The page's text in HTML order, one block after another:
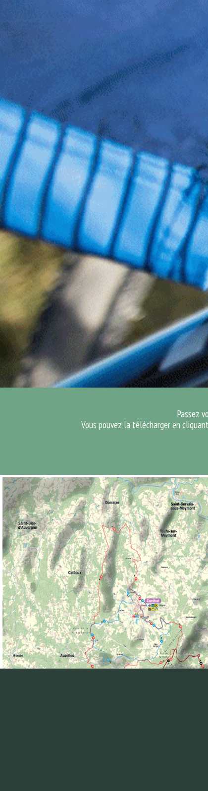
Passez
Vous pouvez la télécharger en